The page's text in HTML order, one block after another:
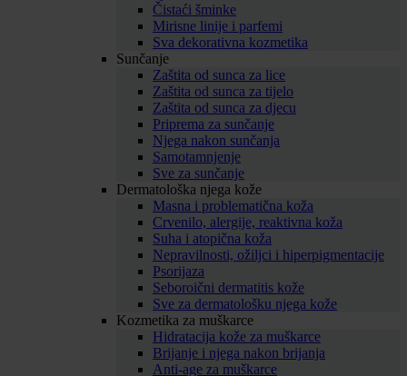
Čistaći šminke
Mirisne linije i parfemi
Sva dekorativna kozmetika
Sunčanje
Zaštita od sunca za lice
Zaštita od sunca za tijelo
Zaštita od sunca za djecu
Priprema za sunčanje
Njega nakon sunčanja
Samotamnjenje
Sve za sunčanje
Dermatološka njega kože
Masna i problematična koža
Crvenilo, alergije, reaktivna koža
Suha i atopična koža
Nepravilnosti, ožiljci i hiperpigmentacije
Psorijaza
Seboroični dermatitis kože
Sve za dermatološku njega kože
Kozmetika za muškarce
Hidratacija kože za muškarce
Brijanje i njega nakon brijanja
Anti-age za muškarce